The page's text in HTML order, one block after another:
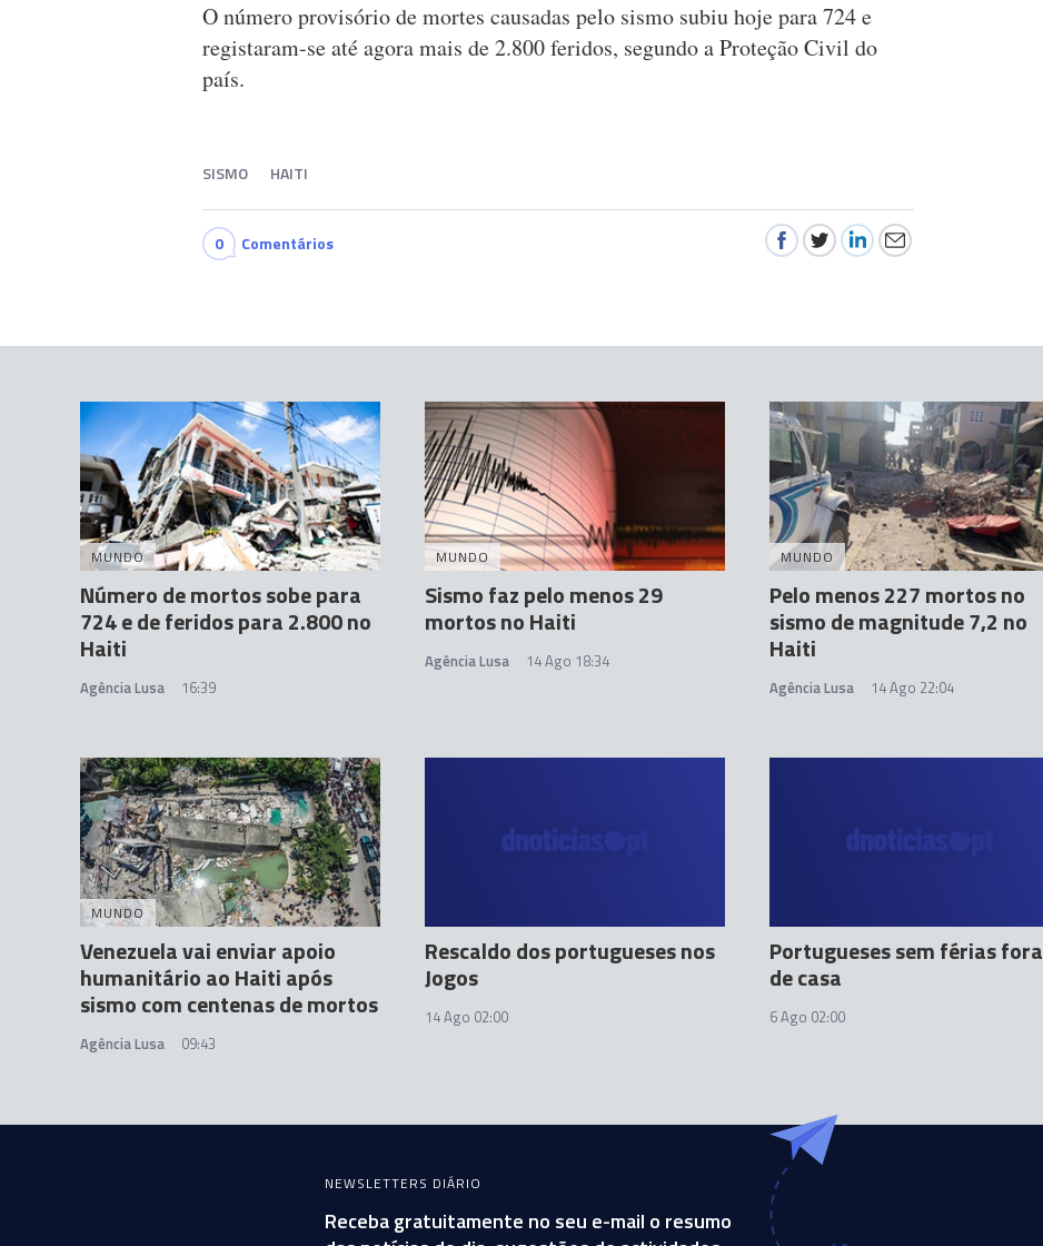
O número provisório de mortes causadas pelo sismo subiu hoje para 724 e
registaram-se até agora mais de 2.800 feridos, segundo a Proteção Civil do
país.
SISMO HAITI
0 Comentários
MUNDO
Número de mortos sobe para
724 e de feridos para 2.800 no
Haiti
Agência Lusa 16:39
MUNDO
Sismo faz pelo menos 29
mortos no Haiti
Agência Lusa 14 Ago 18:34
MUNDO
Pelo menos 227 mortos no
sismo de magnitude 7,2 no
Haiti
Agência Lusa 14 Ago 22:04
MUNDO
Venezuela vai enviar apoio
humanitário ao Haiti após
sismo com centenas de mortos
Agência Lusa 09:43
Rescaldo dos portugueses nos
Jogos
14 Ago 02:00
Portugueses sem férias fora
de casa
6 Ago 02:00
NEWSLETTERS DIÁRIO
Receba gratuitamente no seu e-mail o resumo